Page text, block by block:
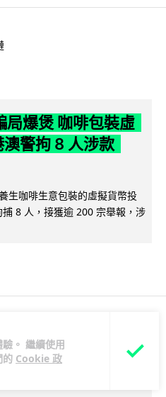
。 繼續使用
的 Cookie 政
爆煲 咖啡包裝虛
警拘 8 人涉款
生咖啡生意包裝的虛擬貨幣投
8 人，接獲逾 200 宗舉報，涉